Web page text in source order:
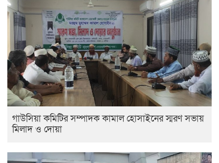
গাউসিয়া কমিটির সম্পাদক কামাল হোসাইনের স্মরণ সভায়
মিলাদ ও দোয়া